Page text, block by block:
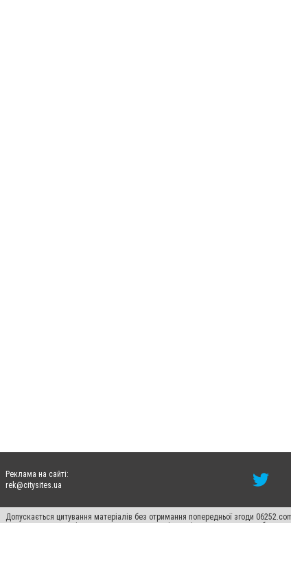
Реклама на сайті:
rek@citysites.ua
Допускається цитування матеріалів без отримання попередньої згоди
пошукових систем гіперпосилання на цитовані статті не нижче другого